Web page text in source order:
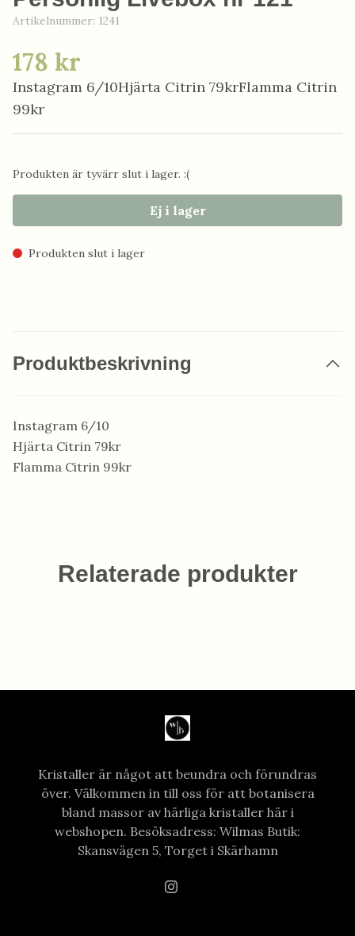
Artikelnummer: 1241
178 kr
Instagram 6/10Hjärta Citrin 79krFlamma Citrin
99kr
Produkten är tyvärr slut i lager. :(
Ej i lager
Produkten slut i lager
Produktbeskrivning
Instagram 6/10
Hjärta Citrin 79kr
Flamma Citrin 99kr
Relaterade produkter
Kristaller är något att beundra och förundras
över. Välkommen in till oss för att botanisera
bland massor av härliga kristaller här i
webshopen. Besöksadress: Wilmas Butik:
Skansvägen 5, Torget i Skärhamn